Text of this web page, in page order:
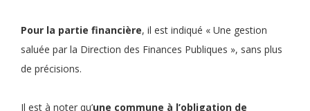
Pour la partie financière, il est indiqué « Une gestion
saluée par la Direction des Finances Publiques », sans plus
de précisions.
Il est à noter qu’une commune à l’obligation de